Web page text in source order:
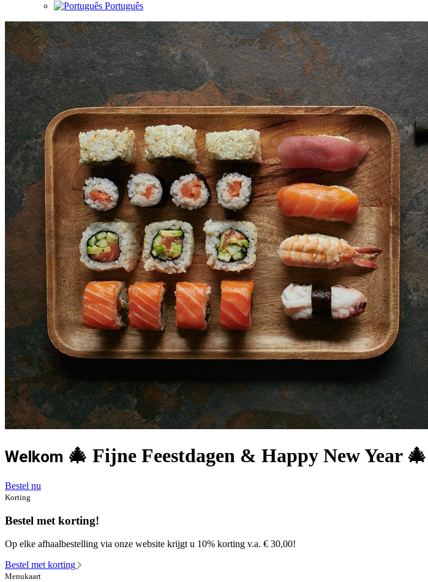
Português
Welkom 🎄 Fijne Feestdagen & Happy New Year 🎄
Bestel nu
Korting
Bestel met korting!
Op elke afhaalbestelling via onze website krijgt u 10% korting v.a. € 30,00!
Bestel met korting
Menukaart